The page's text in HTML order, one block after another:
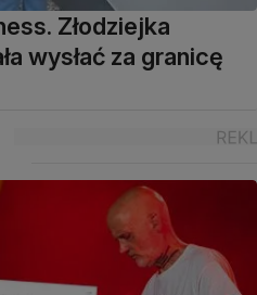
Złodziejka
wysłać za granicę